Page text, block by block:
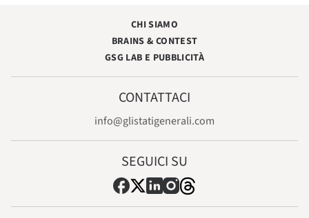
CHI SIAMO
BRAINS & CONTEST
GSG LAB E PUBBLICITÀ
CONTATTACI
info@glistatigenerali.com
SEGUICI SU